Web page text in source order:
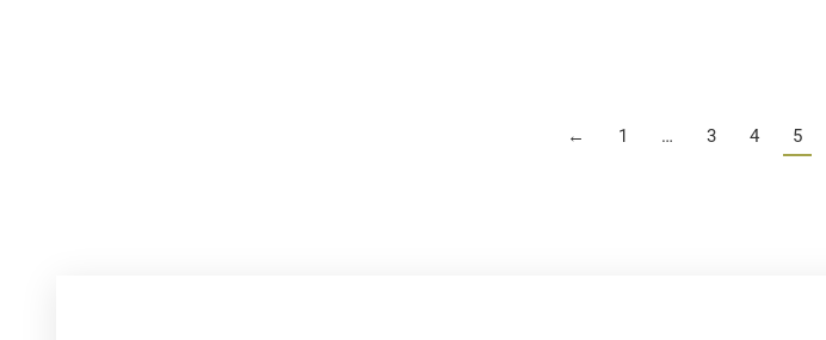
← 1 … 3 4 5